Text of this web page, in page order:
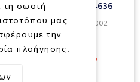
JADEVER JDPC54636
SKU: 022840000002
6,00€
Εξαντλημένο
τη σωστή
μας
την
πλοήγησης.